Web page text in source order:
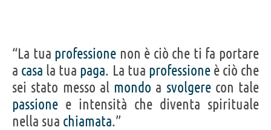
“La tua professione non è ciò che ti fa portare
a casa la tua paga. La tua professioneè ciò che
sei stato messo al mondo a svolgerecon tale
passione e intensità che diventa spirituale
nella sua chiamata.”